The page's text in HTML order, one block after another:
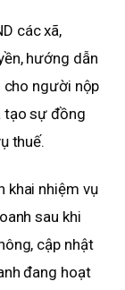
các xã,
hướng dẫn
cho người nộp
tạo sự đồng
thuế.
khai nhiệm vụ
sau khi
cập nhật
đang hoạt